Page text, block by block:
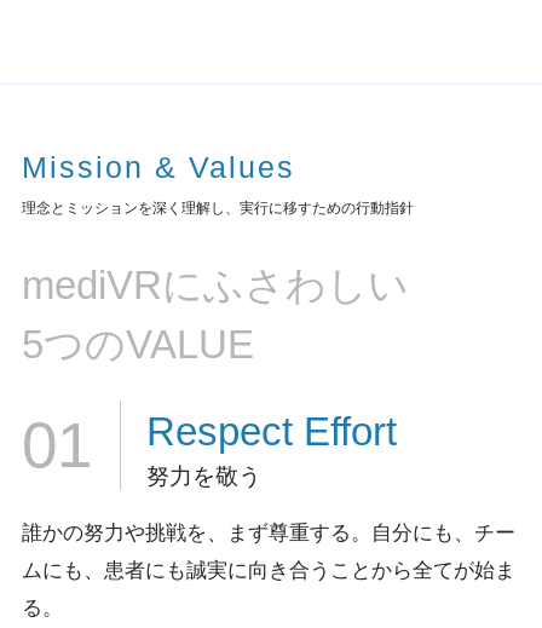
Mission & Values
理念とミッションを深く理解し、実行に移すための行動指針
mediVRにふさわしい
5つのVALUE
01 Respect Effort
努力を敬う
誰かの努力や挑戦を、まず尊重する。
自分にも、チー
ムにも、患者にも誠実に向き合うことから全てが始ま
る。